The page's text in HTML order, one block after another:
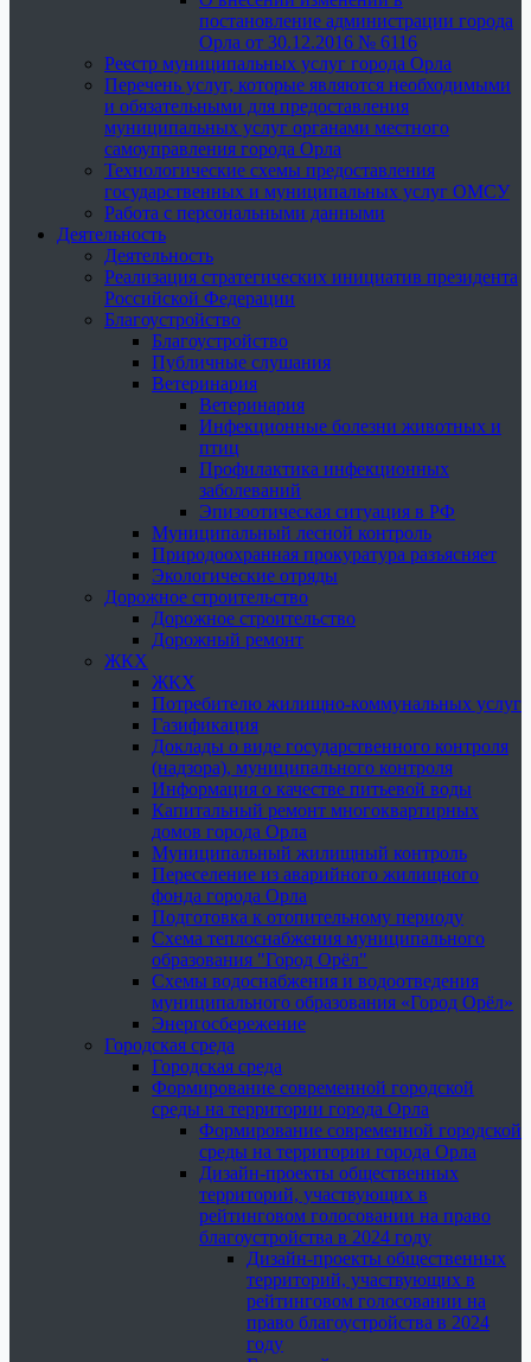
постановление администрации города
Орла от 30.12.2016 № 6116
Реестр муниципальных услуг города Орла
Перечень услуг, которые являются необходимыми
и обязательными для предоставления
муниципальных услуг органами местного
самоуправления города Орла
Технологические схемы предоставления
государственных и муниципальных услуг ОМСУ
Работа с персональными данными
Деятельность
Деятельность
Реализация стратегических инициатив президента
Российской Федерации
Благоустройство
Благоустройство
Публичные слушания
Ветеринария
Ветеринария
Инфекционные болезни животных и
птиц
Профилактика инфекционных
заболеваний
Эпизоотическая ситуация в РФ
Муниципальный лесной контроль
Природоохранная прокуратура разъясняет
Экологические отряды
Дорожное строительство
Дорожное строительство
Дорожный ремонт
ЖКХ
ЖКХ
Потребителю жилищно-коммунальных услуг
Газификация
Доклады о виде государственного контроля
(надзора), муниципального контроля
Информация о качестве питьевой воды
Капитальный ремонт многоквартирных
домов города Орла
Муниципальный жилищный контроль
Переселение из аварийного жилищного
фонда города Орла
Подготовка к отопительному периоду
Схема теплоснабжения муниципального
образования "Город Орёл"
Схемы водоснабжения и водоотведения
муниципального образования «Город Орёл»
Энергосбережение
Городская среда
Городская среда
Формирование современной городской
среды на территории города Орла
Формирование современной городской
среды на территории города Орла
Дизайн-проекты общественных
территорий, участвующих в
рейтинговом голосовании на право
благоустройства в 2024 году
Дизайн-проекты общественных
территорий, участвующих в
рейтинговом голосовании на
право благоустройства в 2024
году